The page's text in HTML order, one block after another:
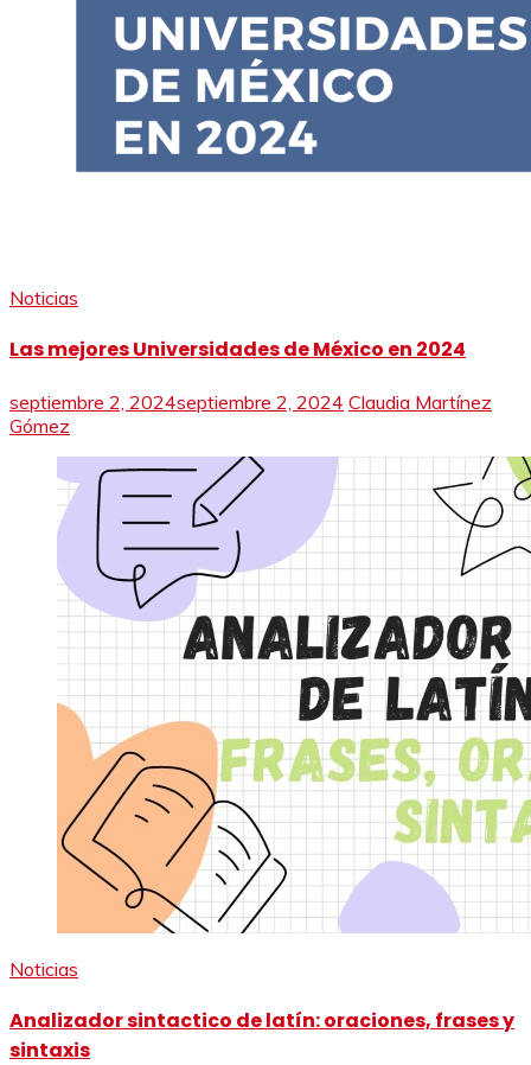
Noticias
Las mejores Universidades de México en 2024
septiembre 2, 2024septiembre 2, 2024 Claudia Martínez
Gómez
Noticias
Analizador sintactico de latín: oraciones, frases y
sintaxis